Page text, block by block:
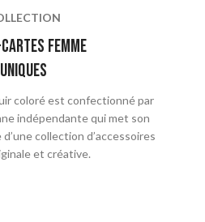
femme
uniques
coloré est confectionné par
indépendante qui met son
collection d’accessoires
et créative.